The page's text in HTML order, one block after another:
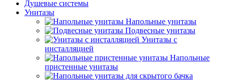
Душевые системы
Унитазы
Напольные унитазы
Подвесные унитазы
Унитазы с
инсталляцией
Напольные
пристенные унитазы